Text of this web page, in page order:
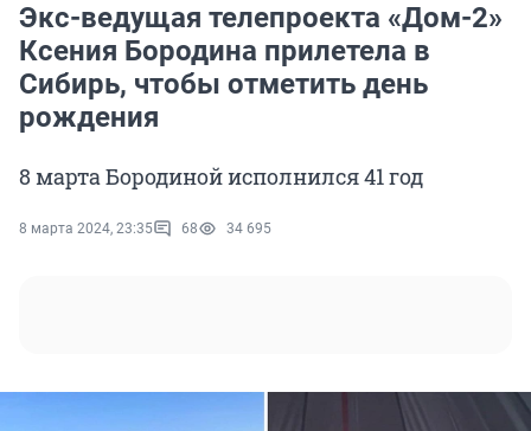
Экс-ведущая телепроекта «Дом-2»
Ксения Бородина прилетела в
Сибирь, чтобы отметить день
рождения
8 марта Бородиной исполнился 41 год
8 марта 2024, 23:35 68 34 695